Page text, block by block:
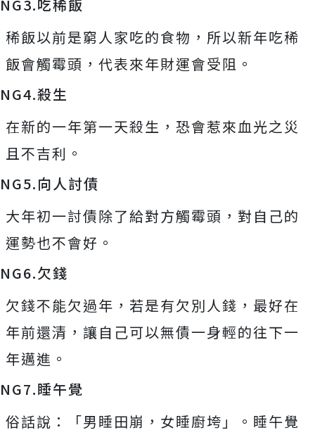
NG3.吃稀飯
稀飯以前是窮人家吃的食物，所以新年吃稀
飯會觸霉頭，代表來年財運會受阻。
NG4.殺生
在新的一年第一天殺生，恐會惹來血光之災
且不吉利。
NG5.向人討債
大年初一討債除了給對方觸霉頭，對自己的
運勢也不會好。
NG6.欠錢
欠錢不能欠過年，若是有欠別人錢，最好在
年前還清，讓自己可以無債一身輕的往下一
年邁進。
NG7.睡午覺
俗話說：「男睡田崩，女睡廚垮」。睡午覺